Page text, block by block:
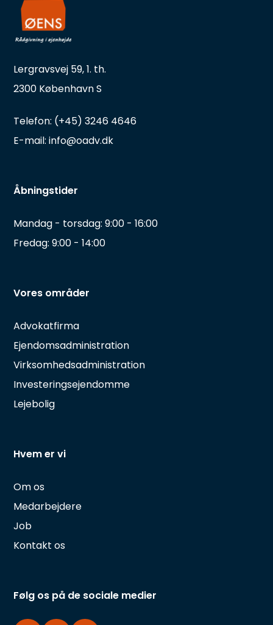
Lergravsvej 59, 1. th.
2300 København S
Telefon: (+45) 3246 4646
E-mail: info@oadv.dk
Åbningstider
Mandag - torsdag: 9:00 - 16:00
Fredag: 9:00 - 14:00
Vores områder
Advokatfirma
Ejendomsadministration
Virksomhedsadministration
Investeringsejendomme
Lejebolig
Hvem er vi
Om os
Medarbejdere
Job
Kontakt os
Følg os på de sociale medier